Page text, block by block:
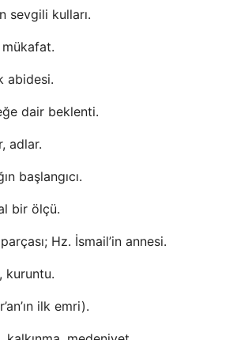
sevgili kulları.
abidesi.
dair beklenti.
adlar.
başlangıcı.
bir ölçü.
Hz. İsmail’in annesi.
kuruntu.
ilk emri).